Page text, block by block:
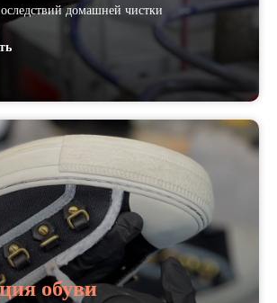
домашней чистки
обуви